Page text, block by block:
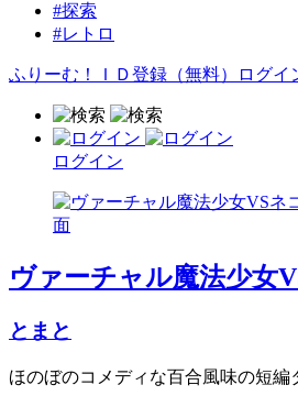
#探索
#レトロ
ふりーむ！ＩＤ登録（無料） ログイ
ログイン
ヴァーチャル魔法少女
とまと
ほのぼのコメディな百合風味の短編